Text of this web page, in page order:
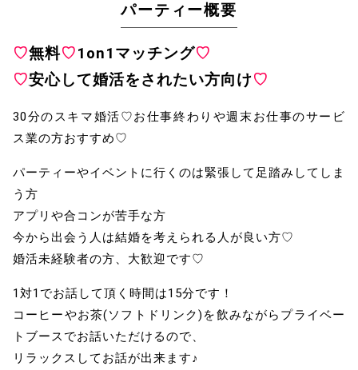
パーティー概要
♡無料♡1on1マッチング♡
♡安心して婚活をされたい方向け♡
30分のスキマ婚活♡お仕事終わりや週末お仕事のサービ
ス業の方おすすめ♡
パーティーやイベントに行くのは緊張して足踏みしてしま
う方
アプリや合コンが苦手な方
今から出会う人は結婚を考えられる人が良い方♡
婚活未経験者の方、大歓迎です♡
1対1でお話して頂く時間は15分です！
コーヒーやお茶(ソフトドリンク)を飲みながらプライベー
トブースでお話いただけるので、
リラックスしてお話が出来ます♪